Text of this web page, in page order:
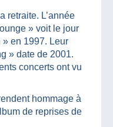
retraite. L’année
» voit le jour
en 1997. Leur
» date de 2001.
concerts ont vu
hommage à
de reprises de